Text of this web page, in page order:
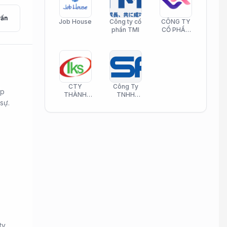
Job House
Công ty cổ
phần TMI
CÔNG TY
CỔ PHẦN
CTY
THÀNH
PHAMATECH
Công Ty
TNHH
Phần Mềm